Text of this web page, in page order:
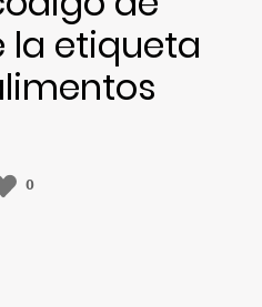
la etiqueta
0